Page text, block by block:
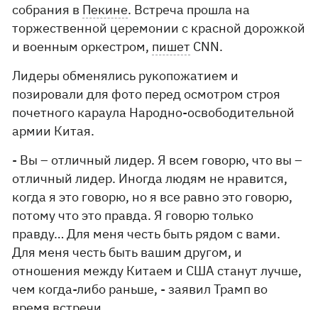
собрания в Пекине. Встреча прошла на
торжественной церемонии с красной дорожкой
и военным оркестром, пишет CNN.
Лидеры обменялись рукопожатием и
позировали для фото перед осмотром строя
почетного караула Народно-освободительной
армии Китая.
- Вы – отличный лидер. Я всем говорю, что вы –
отличный лидер. Иногда людям не нравится,
когда я это говорю, но я все равно это говорю,
потому что это правда. Я говорю только
правду… Для меня честь быть рядом с вами.
Для меня честь быть вашим другом, и
отношения между Китаем и США станут лучше,
чем когда-либо раньше, - заявил Трамп во